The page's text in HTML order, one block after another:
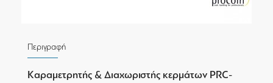
Περιγραφή
Kαραμετρητής & Διαχωριστής κερμάτων PRC-